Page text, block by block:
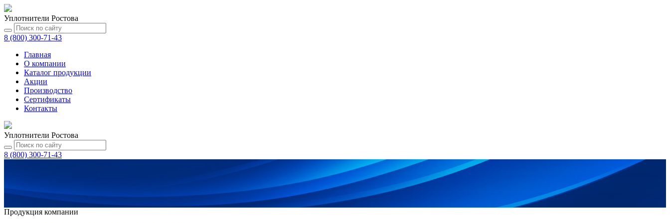
Уплотнители Ростова
8 (800) 300-71-43
Главная
О компании
Каталог продукции
Акции
Производство
Сертификаты
Контакты
Уплотнители Ростова
8 (800) 300-71-43
Продукция компании